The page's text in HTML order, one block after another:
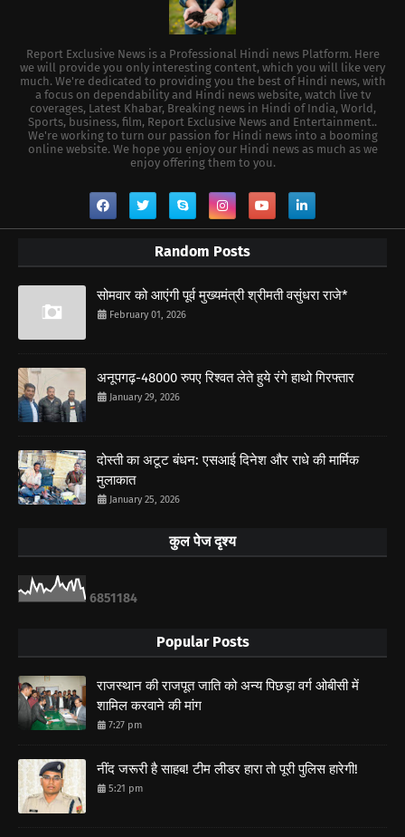
Report Exclusive News is a Professional Hindi news Platform. Here
we will provide you only interesting content, which you will like very
much. We're dedicated to providing you the best of Hindi news, with
a focus on dependability and Hindi news website, watch live tv
coverages, Latest Khabar, Breaking news in Hindi of India, World,
Sports, business, film, Report Exclusive News and Entertainment..
We're working to turn our passion for Hindi news into a booming
online website. We hope you enjoy our Hindi news as much as we
enjoy offering them to you.
Random Posts
सोमवार को आएंगी पूर्व मुख्यमंत्री श्रीमती वसुंधरा राजे*
February 01, 2026
अनूपगढ़-48000 रुपए रिश्वत लेते हुये रंगे हाथो गिरफ्तार
January 29, 2026
दोस्ती का अटूट बंधन: एसआई दिनेश और राधे की मार्मिक
मुलाकात
January 25, 2026
कुल पेज दृश्य
6851184
Popular Posts
राजस्थान की राजपूत जाति को अन्य पिछड़ा वर्ग ओबीसी में
शामिल करवाने की मांग
7:27 pm
नींद जरूरी है साहब! टीम लीडर हारा तो पूरी पुलिस हारेगी!
5:21 pm